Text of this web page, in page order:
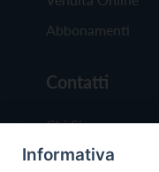
Abbonamenti
Contatti
Chi Siamo
Redazione
Informativa